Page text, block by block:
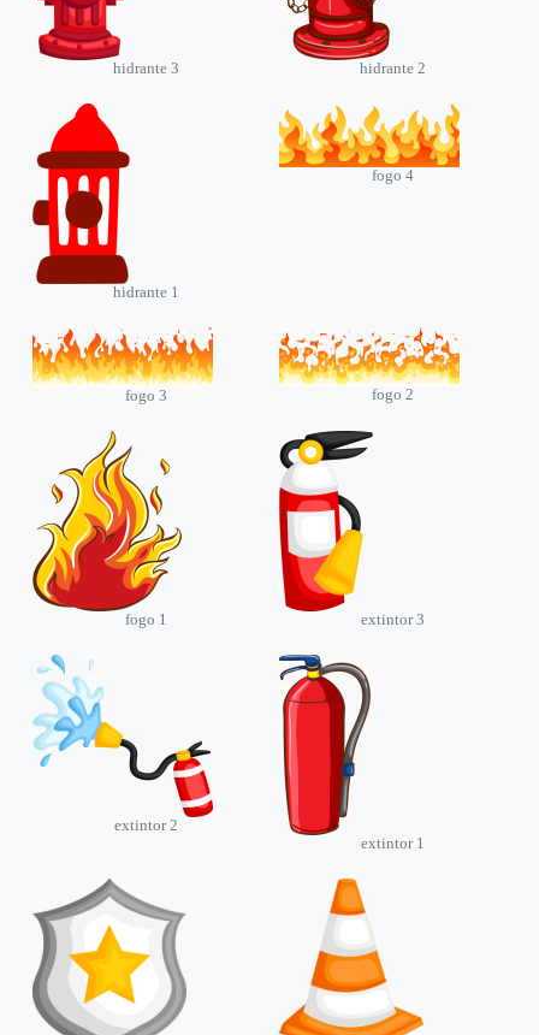
hidrante 3 hidrante 2
hidrante 1
fogo 4
fogo 3 fogo 2
fogo 1 extintor 3
extintor 2
extintor 1